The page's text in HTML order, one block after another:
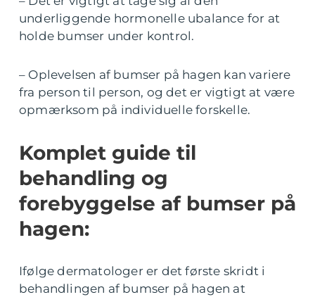
underliggende hormonelle ubalance for at
holde bumser under kontrol.
– Oplevelsen af bumser på hagen kan variere
fra person til person, og det er vigtigt at være
opmærksom på individuelle forskelle.
Komplet guide til
behandling og
forebyggelse af bumser på
hagen:
Ifølge dermatologer er det første skridt i
behandlingen af bumser på hagen at